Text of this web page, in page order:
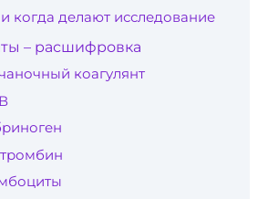
когда делают исследование
– расшифровка
коагулянт